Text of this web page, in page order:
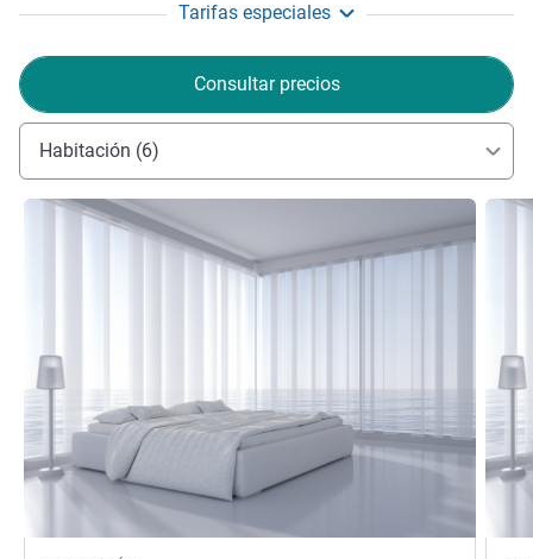
Tarifas especiales
Consultar precios
Habitación (6)
Más información Más